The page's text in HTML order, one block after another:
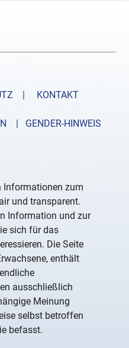
|
KONTAKT
| GENDER-HINWEIS
Informationen zum
und transparent.
Information und zur
sich für das
Die Seite
enthält
ausschließlich
Meinung
selbst betroffen
befasst.